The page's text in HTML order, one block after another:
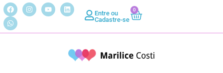
Entre ou
Cadastre-se
0